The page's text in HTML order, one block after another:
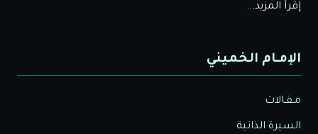
إقرأ المزيد...
الإمـام الخميني
مـقـالات
السيرة الذاتية